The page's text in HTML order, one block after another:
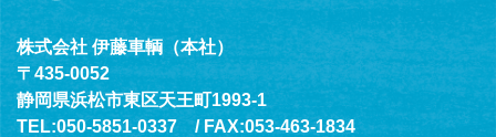
株式会社 伊藤車輌（本社）
〒435-0052
静岡県浜松市東区天王町1993-1
TEL:050-5851-0337 / FAX:053-463-1834